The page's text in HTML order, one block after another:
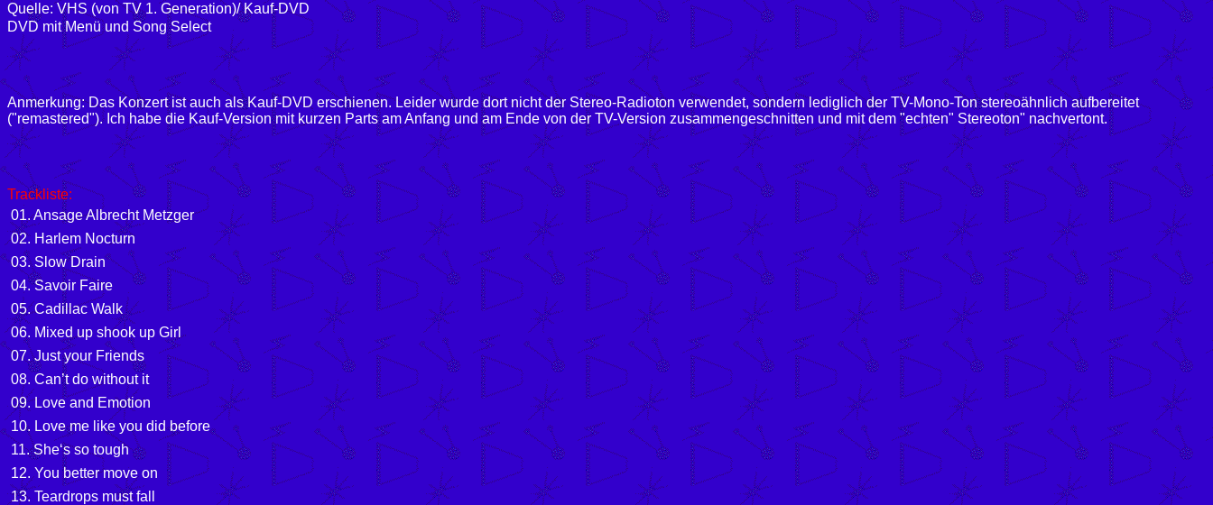
Quelle: VHS (von TV 1. Generation)/ Kauf-DVD
DVD mit Menü und Song Select
Anmerkung: Das Konzert ist auch als Kauf-DVD erschienen. Leider wurde dort nicht der Stereo-Radioton verwendet, sondern lediglich der TV-Mono-Ton stereoähnlich aufbereitet
("remastered"). Ich habe die Kauf-Version mit kurzen Parts am Anfang und am Ende von der TV-Version zusammengeschnitten und mit dem "echten" Stereoton" nachvertont.
Trackliste:
01. Ansage Albrecht Metzger
02. Harlem Nocturn
03. Slow Drain
04. Savoir Faire
05. Cadillac Walk
06. Mixed up shook up Girl
07. Just your Friends
08. Can’t do without it
09. Love and Emotion
10. Love me like you did before
11. She‘s so tough
12. You better move on
13. Teardrops must fall